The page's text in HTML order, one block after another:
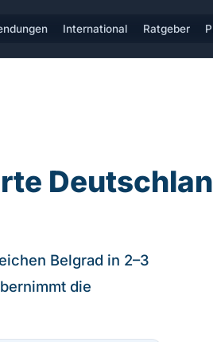
International Ratgeber
Belgrad in 2–3
die